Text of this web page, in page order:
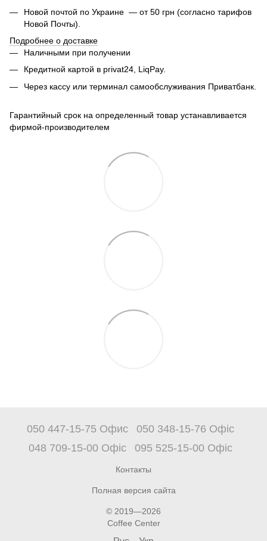
Новой почтой по Украине — от 50 грн (согласно тарифов
Новой Почты).
Подробнее о доставке
Наличными при получении
Кредитной картой в privat24, LiqPay.
Через кассу или терминал самообслуживания Приватбанк.
Гарантийный срок на определенный товар устанавливается
фирмой-производителем
050 447-15-75 Офис
050 348-15-76 Офіс
048 709-15-00 Офіс
095 525-15-00 Офіс
Контакты
Полная версия сайта
© 2019—2026
Coffee Center